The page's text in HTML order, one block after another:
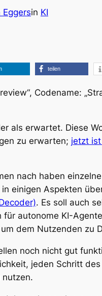
Eggersin KI
teilen
Codename:
als erwartet. Diese
zu erwarten; jetzt
nach haben
einigen Aspekten
. Es soll auch
für autonome KI-
dem Nutzenden zu
noch nicht gut
jeden Schritt